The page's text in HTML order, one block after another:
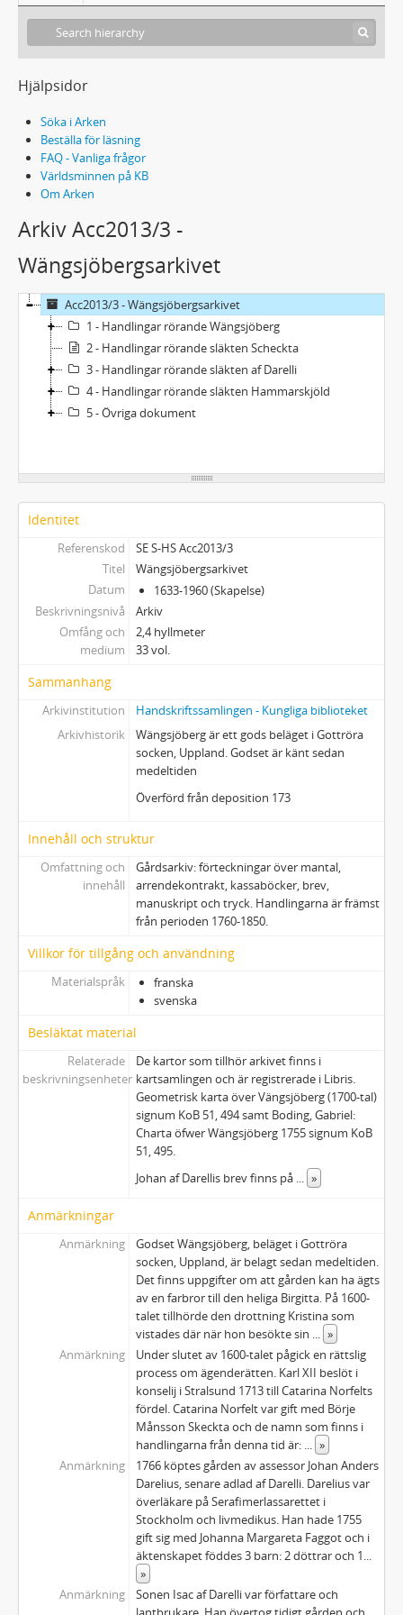
Hjälpsidor
Söka i Arken
Beställa för läsning
FAQ - Vanliga frågor
Världsminnen på KB
Om Arken
Arkiv Acc2013/3 -
Wängsjöbergsarkivet
Acc2013/3 - Wängsjöbergsarkivet
1 - Handlingar rörande Wängsjöberg
2 - Handlingar rörande släkten Scheckta
3 - Handlingar rörande släkten af Darelli
4 - Handlingar rörande släkten Hammarskjöld
5 - Övriga dokument
Identitet
Referenskod
SE S-HS Acc2013/3
Titel
Wängsjöbergsarkivet
Datum
1633-1960 (Skapelse)
Beskrivningsnivå
Arkiv
Omfång och
medium
2,4 hyllmeter
33 vol.
Sammanhang
Arkivinstitution
Handskriftssamlingen - Kungliga biblioteket
Arkivhistorik
Wängsjöberg är ett gods beläget i Gottröra
socken, Uppland. Godset är känt sedan
medeltiden
Överförd från deposition 173
Innehåll och struktur
Omfattning och
innehåll
Gårdsarkiv: förteckningar över mantal,
arrendekontrakt, kassaböcker, brev,
manuskript och tryck. Handlingarna är främst
från perioden 1760-1850.
Villkor för tillgång och användning
Materialspråk
franska
svenska
Besläktat material
Relaterade
beskrivningsenheter
De kartor som tillhör arkivet finns i
kartsamlingen och är registrerade i Libris.
Geometrisk karta över Vängsjöberg (1700-tal)
signum KoB 51, 494 samt Boding, Gabriel:
Charta öfwer Wängsjöberg 1755 signum KoB
51, 495.
Johan af Darellis brev finns på ... »
Anmärkningar
Anmärkning
Godset Wängsjöberg, beläget i Gottröra
socken, Uppland, är belagt sedan medeltiden.
Det finns uppgifter om att gården kan ha ägts
av en farbror till den heliga Birgitta. På 1600-
talet tillhörde den drottning Kristina som
vistades där när hon besökte sin ... »
Anmärkning
Under slutet av 1600-talet pågick en rättslig
process om ägenderätten. Karl XII beslöt i
konselij i Stralsund 1713 till Catarina Norfelts
fördel. Catarina Norfelt var gift med Börje
Månsson Skeckta och de namn som finns i
handlingarna från denna tid är: ... »
Anmärkning
1766 köptes gården av assessor Johan Anders
Darelius, senare adlad af Darelli. Darelius var
överläkare på Serafimerlassarettet i
Stockholm och livmedikus. Han hade 1755
gift sig med Johanna Margareta Faggot och i
äktenskapet föddes 3 barn: 2 döttrar och 1...
»
Anmärkning
Sonen Isac af Darelli var författare och